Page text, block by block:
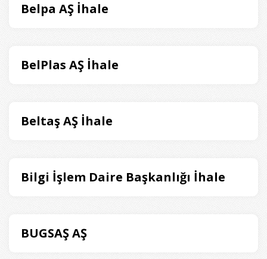
Belpa AŞ İhale
BelPlas AŞ İhale
Beltaş AŞ İhale
Bilgi İşlem Daire Başkanlığı İhale
BUGSAŞ AŞ